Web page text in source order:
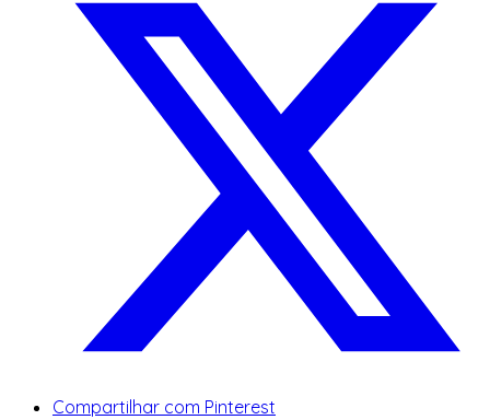
Compartilhar com Pinterest